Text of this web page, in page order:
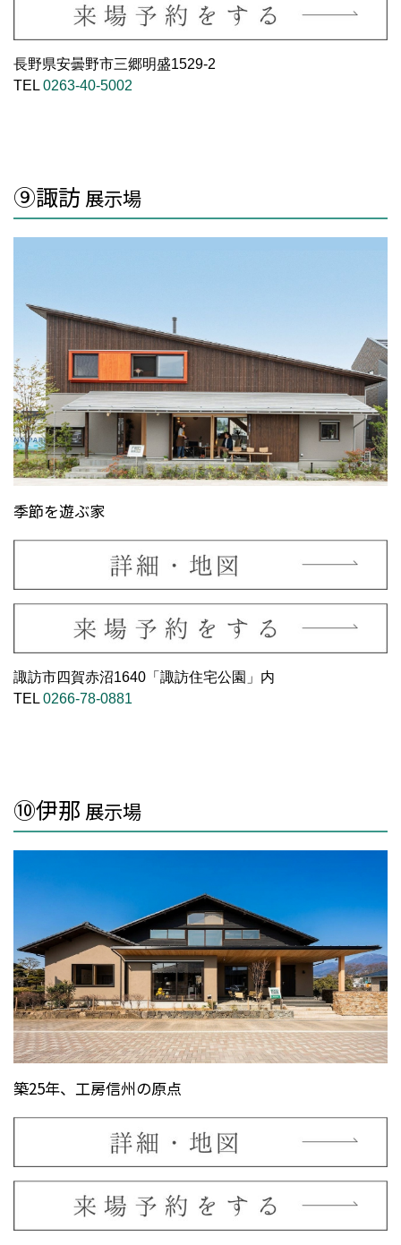
長野県安曇野市三郷明盛1529-2
TEL 0263-40-5002
⑨諏訪展示場
季節を遊ぶ家
諏訪市四賀赤沼1640「諏訪住宅公園」内
TEL 0266-78-0881
⑩伊那 展示場
築25年、工房信州の原点